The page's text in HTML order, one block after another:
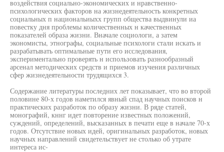
воздействия социально-экономических и нравственно-
психологических факторов на жизнедеятельность конкретных
социальных п национальиыхх групп общества выдвинули иа
повестку дня проблемы количественных н качественных
показателей образа жизни. Вначале социологи, а затем
экономисты, этнографы, социальные психологи стали искать и
разрабатывать оптимальные пути его исследования,
экспериментально проверять н использовать разнообразный
арсенал методических средств и приемов изучения различных
сфер жизнедеятельности трудящихся 3.
Содержание литературы последних лет показывает, что во второй
половине 80-х годов наметился явный спад научных поисков н
практических разработок по образу жизни. В ряде статей,
монографий, кннг идет повторение известных положений,
суждений, определений, высказанных в печати еще в начале 70-х
годов. Отсутствие новых идей, оригинальных разработок, новых
научных направлений свидетельствует не столько об утрате
интереса ис-